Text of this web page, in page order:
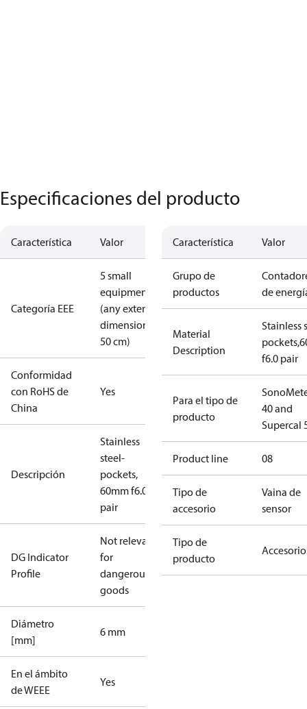
Especificaciones del producto
Característica Valor
Categoría EEE
5 small
equipment
(any external
dimension <
50 cm)
Conformidad
con RoHS de
China
Yes
Descripción
Stainless
steel-
pockets,
60mm f6.0
pair
DG Indicator
Profile
Not relevant
for
dangerous
goods
Diámetro
[mm]
6 mm
En el ámbito
de WEEE
Yes
Característica Valor
Grupo de
productos
de
Material
Description
Stainless
f6.0 pair
Para el tipo de
producto
40 and
Supercal
Product line 08
Tipo de
accesorio
Vaina de
sensor
Tipo de
producto